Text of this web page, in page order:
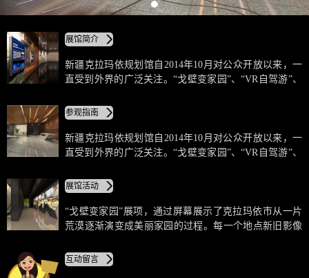
展馆简介
新疆克拉玛依规划馆自2014年10月对公众开放以来，一
直受到外界的广泛关注。“戈壁变家园”、“VR自驾游”、
多种投影方式，从多角度展示克拉玛依市现代化的城市
建设，将声、光、影贯穿整个展厅并与来访游客进行互
动、产生共鸣。
参观指南
新疆克拉玛依规划馆自2014年10月对公众开放以来，一
直受到外界的广泛关注。“戈壁变家园”、“VR自驾游”、
多种投影方式，从多角度展示克拉玛依市现代化的城市
建设，将声、光、影贯穿整个展厅并与来访游客进行互
动、产生共鸣。
展馆活动
“戈壁变家园”展项，通过屏幕展示了克拉玛依市从一片
荒漠逐渐演变成美丽家园的过程。每一个地点新旧影像
成，细节生动自然，让来访游客切实感受到克拉玛依市
的城市发展和生态建设成果。
互动留言